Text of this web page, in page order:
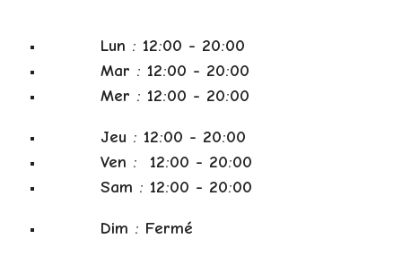
Lun : 12:00 - 20:00
Mar : 12:00 - 20:00
Mer : 12:00 - 20:00
Jeu : 12:00 - 20:00
Ven : 12:00 - 20:00
Sam : 12:00 - 20:00
Dim : Fermé